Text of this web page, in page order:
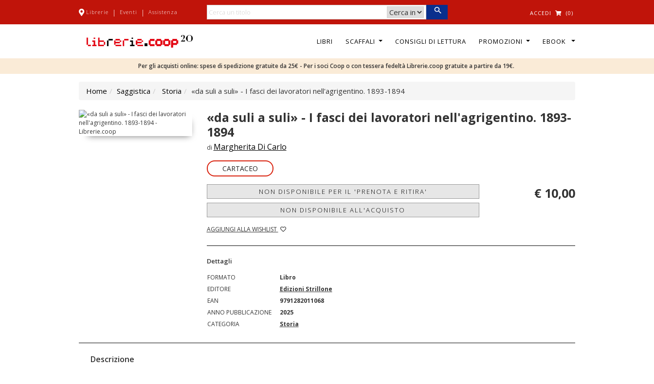
Librerie | Eventi | Assistenza ACCEDI (0)
LIBRI SCAFFALI CONSIGLI DI LETTURA PROMOZIONI EBOOK
Per gli acquisti online: spese di spedizione gratuite da 25€ - Per i soci Coop o con tessera fedeltà Librerie.coop gratuite a partire da 19€.
Home Saggistica Storia «da suli a suli» - I fasci dei lavoratori nell'agrigentino. 1893-1894
«da suli a suli» - I fasci dei lavoratori nell'agrigentino. 1893-
1894
di Margherita Di Carlo
CARTACEO
NON DISPONIBILE PER IL 'PRENOTA E RITIRA'
NON DISPONIBILE ALL'ACQUISTO
AGGIUNGI ALLA WISHLIST
€ 10,00
Dettagli
FORMATO
Libro
EDITORE
Edizioni Strillone
EAN
9791282011068
ANNO PUBBLICAZIONE
2025
CATEGORIA
Storia
Descrizione